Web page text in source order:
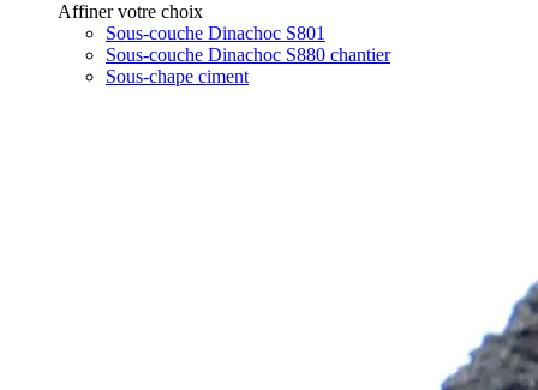
Affiner votre choix
Sous-couche Dinachoc S801
Sous-couche Dinachoc S880 chantier
Sous-chape ciment